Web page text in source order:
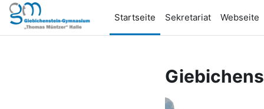
Zum Hauptinhalt
Startseite
Sekretariat Webseite